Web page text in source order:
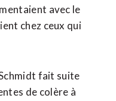
avec le
chez ceux qui
fait suite
de colère à